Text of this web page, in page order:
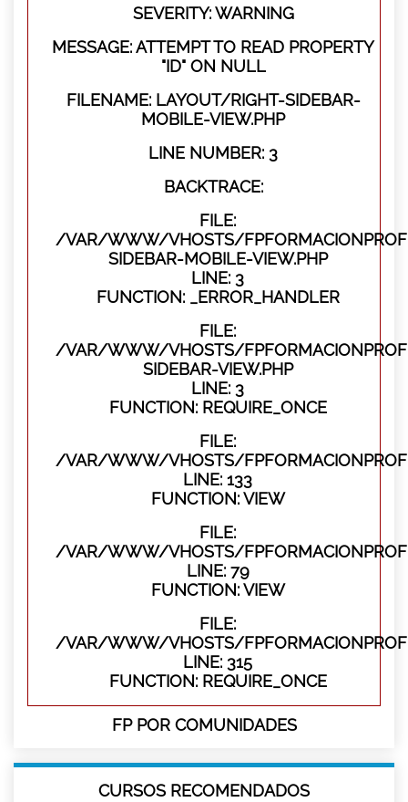
SEVERITY: WARNING
MESSAGE: ATTEMPT TO READ PROPERTY
"ID" ON NULL
FILENAME: LAYOUT/RIGHT-SIDEBAR-
MOBILE-VIEW.PHP
LINE NUMBER: 3
BACKTRACE:
FILE:
/VAR/WWW/VHOSTS/
SIDEBAR-MOBILE-VIEW.PHP
LINE: 3
FUNCTION: _ERROR_HANDLER
FILE:
/VAR/WWW/VHOSTS/
SIDEBAR-VIEW.PHP
LINE: 3
FUNCTION: REQUIRE_ONCE
FILE:
/VAR/WWW/VHOSTS/
LINE: 133
FUNCTION: VIEW
FILE:
/VAR/WWW/VHOSTS/
LINE: 79
FUNCTION: VIEW
FILE:
/VAR/WWW/VHOSTS/
LINE: 315
FUNCTION: REQUIRE_ONCE
FP POR COMUNIDADES
CURSOS RECOMENDADOS